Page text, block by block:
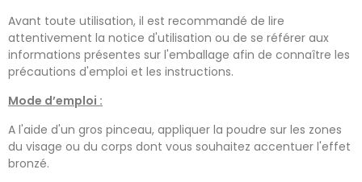
Avant toute utilisation, il est recommandé de lire
attentivement la notice d'utilisation ou de se référer aux
informations présentes sur l'emballage afin de connaître les
précautions d'emploi et les instructions.
Mode d’emploi :
A l'aide d'un gros pinceau, appliquer la poudre sur les zones
du visage ou du corps dont vous souhaitez accentuer l'effet
bronzé.